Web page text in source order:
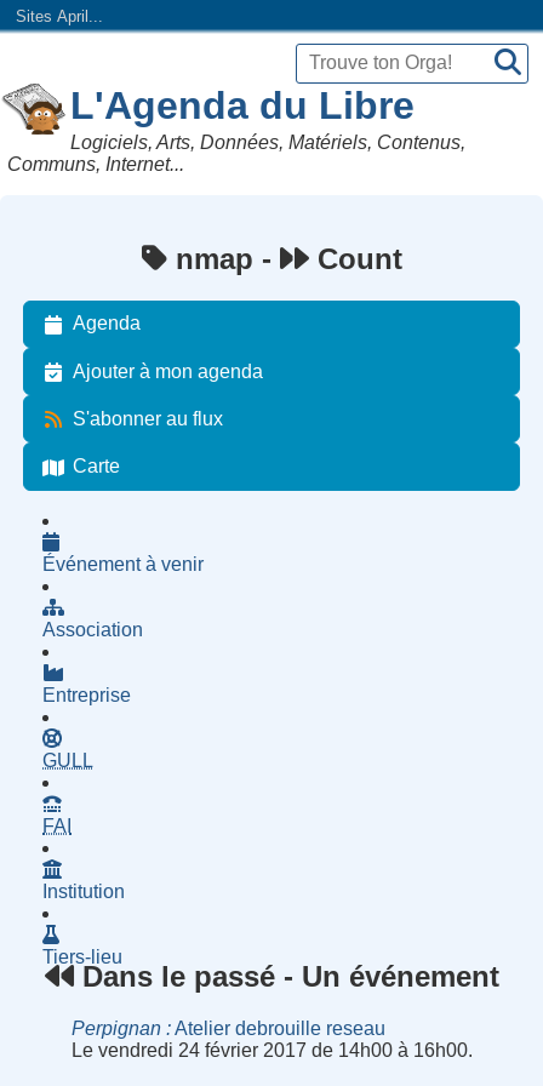
Sites April...
L'Agenda du Libre
Logiciels, Arts, Données, Matériels, Contenus,
Communs, Internet...
nmap - Count
Agenda
Ajouter à mon agenda
S'abonner au flux
Carte
Événement à venir
Association
Entreprise
GULL
FAI
Institution
Tiers-lieu
Dans le passé - Un événement
Perpignan
Atelier debrouille reseau
Le vendredi 24 février 2017 de 14h00 à 16h00.